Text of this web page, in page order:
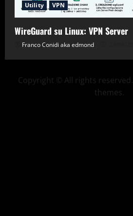
Utility
VPN
WireGuard su Linux: VPN Server
Franco Conidi aka edmond
Copyright © All rights reserved.
themes.